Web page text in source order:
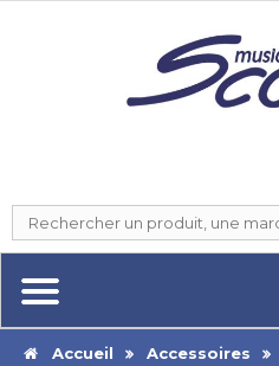
Accueil Accessoires